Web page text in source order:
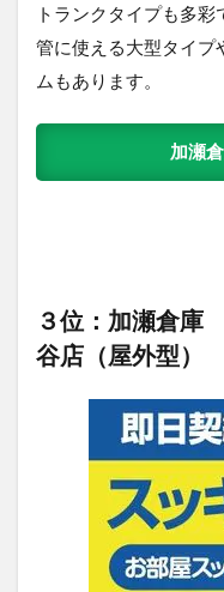
トランクタイプも多
管に使える大型タイプ
ムもあります。
加瀬
３位：加瀬倉庫
谷店（屋外型）